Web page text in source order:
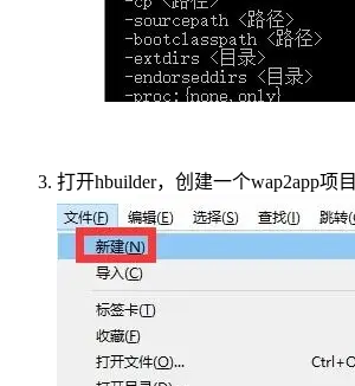
打开hbuilder，创建一个wap2app项目